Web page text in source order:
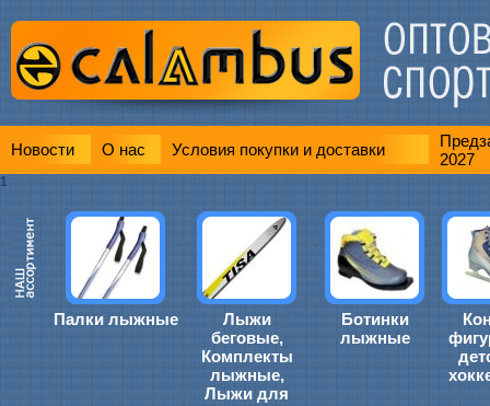
Новости О нас Условия покупки и доставки
2027
1
Палки лыжные
Лыжи
беговые,
Комплекты
лыжные,
Лыжи для
Ботинки
лыжные